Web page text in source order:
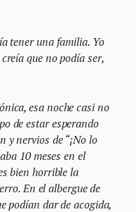
tener una familia. Yo
que no podía ser,
esa noche casi no
de estar esperando
y nervios de “¡No lo
10 meses en el
bien horrible la
En el albergue de
podían dar de acogida,